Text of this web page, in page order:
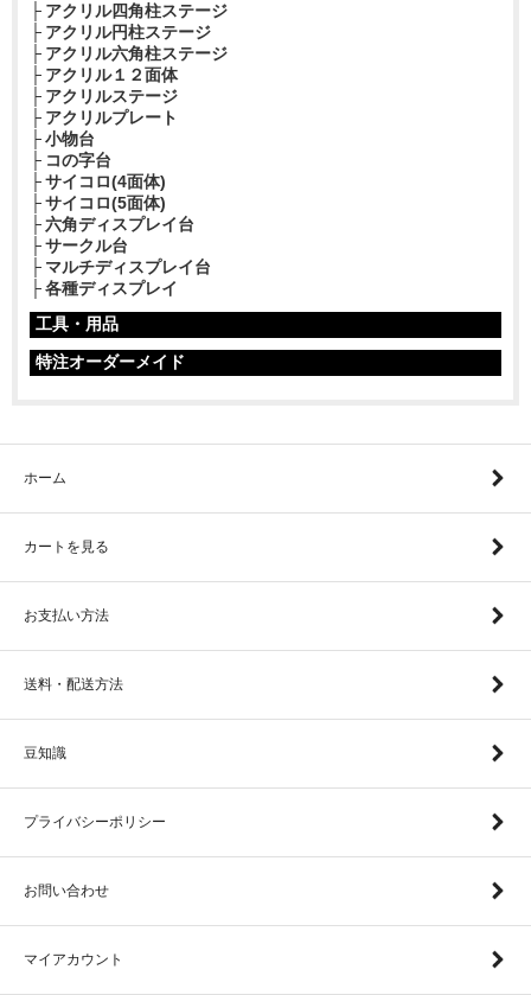
アクリル四角柱ステージ
アクリル円柱ステージ
アクリル六角柱ステージ
アクリル１２面体
アクリルステージ
アクリルプレート
小物台
コの字台
サイコロ(4面体)
サイコロ(5面体)
六角ディスプレイ台
サークル台
マルチディスプレイ台
各種ディスプレイ
工具・用品
特注オーダーメイド
ホーム
カートを見る
お支払い方法
送料・配送方法
豆知識
プライバシーポリシー
お問い合わせ
マイアカウント